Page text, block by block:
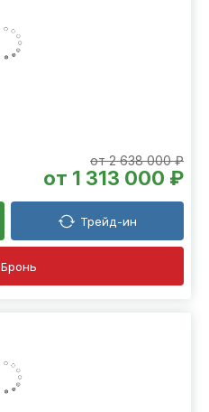
от 2 638 000 ₽
от 1 313 000 ₽
Трейд-ин
Бронь